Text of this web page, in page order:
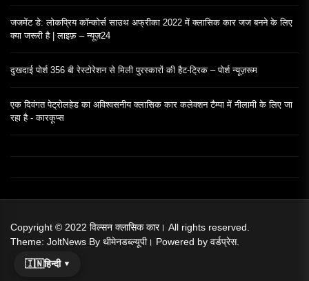
जजमेंट डे: लोकप्रिय कॉन्कोर्स साउथ अफ्रीका 2022 में क्लासिक कार जज बनने के लिए
क्या जरूरी है | लाइफ़ – न्यूज़24
दुखदाई पोर्श 356 बी रेस्टोरेशन से मिली पुरस्कारों की हैट-ट्रिक – पोर्श न्यूज़रूम
एक दिवंगत पेट्रोलहेड का अविश्वसनीय क्लासिक कार कलेक्शन टैम्पा में नीलामी के लिए जा
रहा है - कारकूप्‍स
Copyright © 2022 विल्सन क्लासिक कार। All rights reserved.
Theme: JoltNews By थीमेनडब्ल्यूपी। Powered by वर्डप्रेस.
🇮🇳हिन्दी ▾